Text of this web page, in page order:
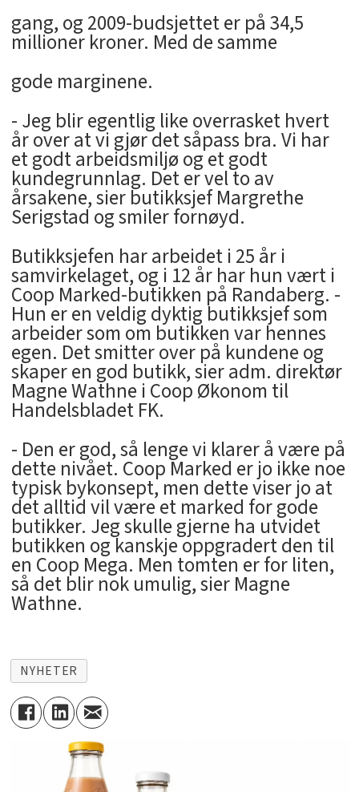
gang, og 2009-budsjettet er på 34,5
millioner kroner. Med de samme
gode marginene.
- Jeg blir egentlig like overrasket hvert
år over at vi gjør det såpass bra. Vi har
et godt arbeidsmiljø og et godt
kundegrunnlag. Det er vel to av
årsakene, sier butikksjef Margrethe
Serigstad og smiler fornøyd.
Butikksjefen har arbeidet i 25 år i
samvirkelaget, og i 12 år har hun vært i
Coop Marked-butikken på Randaberg. -
Hun er en veldig dyktig butikksjef som
arbeider som om butikken var hennes
egen. Det smitter over på kundene og
skaper en god butikk, sier adm. direktør
Magne Wathne i Coop Økonom til
Handelsbladet FK.
- Den er god, så lenge vi klarer å være på
dette nivået. Coop Marked er jo ikke noe
typisk bykonsept, men dette viser jo at
det alltid vil være et marked for gode
butikker. Jeg skulle gjerne ha utvidet
butikken og kanskje oppgradert den til
en Coop Mega. Men tomten er for liten,
så det blir nok umulig, sier Magne
Wathne.
NYHETER